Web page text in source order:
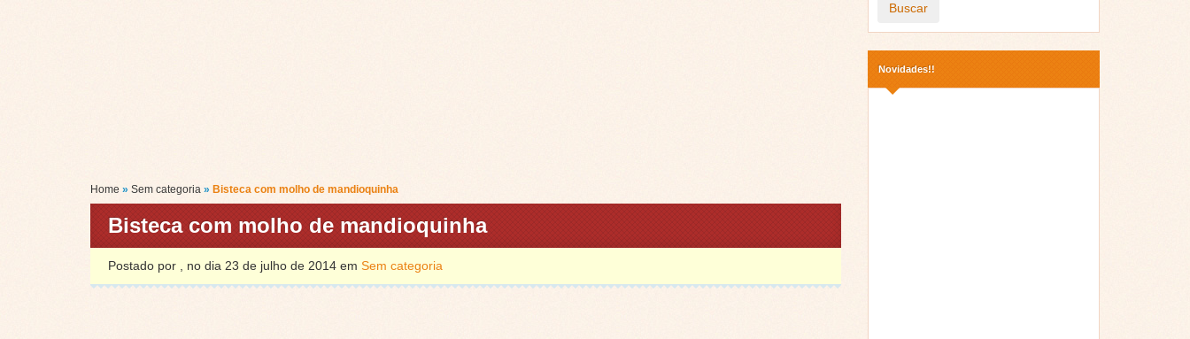
Home » Sem categoria » Bisteca com molho de mandioquinha
Bisteca com molho de mandioquinha
Postado por , no dia 23 de julho de 2014 em Sem categoria
Buscar
Novidades!!